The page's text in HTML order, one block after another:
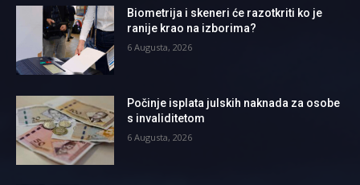
Biometrija i skeneri će razotkriti ko je
ranije krao na izborima?
6 Augusta, 2026
Počinje isplata julskih naknada za osobe
s invaliditetom
6 Augusta, 2026